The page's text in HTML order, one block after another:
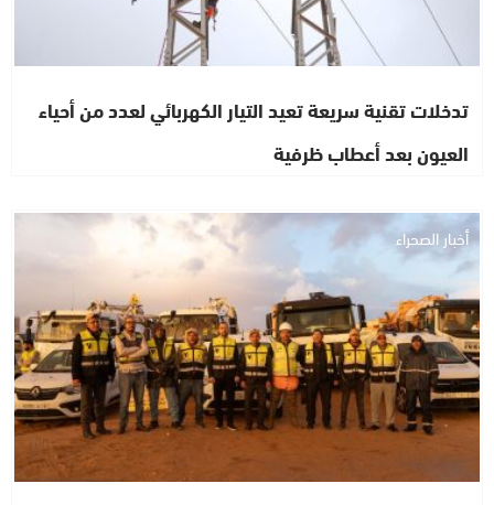
تدخلات تقنية سريعة تعيد التيار الكهربائي لعدد من أحياء
العيون بعد أعطاب ظرفية
أخبار الصحراء